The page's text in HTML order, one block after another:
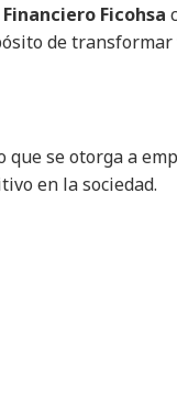
Ficohsa
de transformar
que se otorga a
en la sociedad.